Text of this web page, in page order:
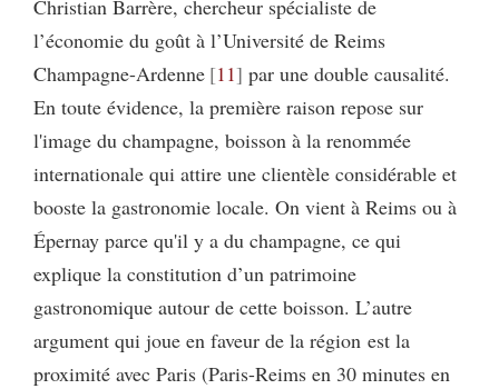
Christian Barrère, chercheur spécialiste de
l’économie du goût à l’Université de Reims
Champagne-Ardenne 11 par une double causalité.
En toute évidence, la première raison repose sur
l'image du champagne, boisson à la renommée
internationale qui attire une clientèle considérable et
booste la gastronomie locale. On vient à Reims ou à
Épernay parce qu'il y a du champagne, ce qui
explique la constitution d’un patrimoine
gastronomique autour de cette boisson. L’autre
argument qui joue en faveur de la région est la
proximité avec Paris (Paris-Reims en 30 minutes en